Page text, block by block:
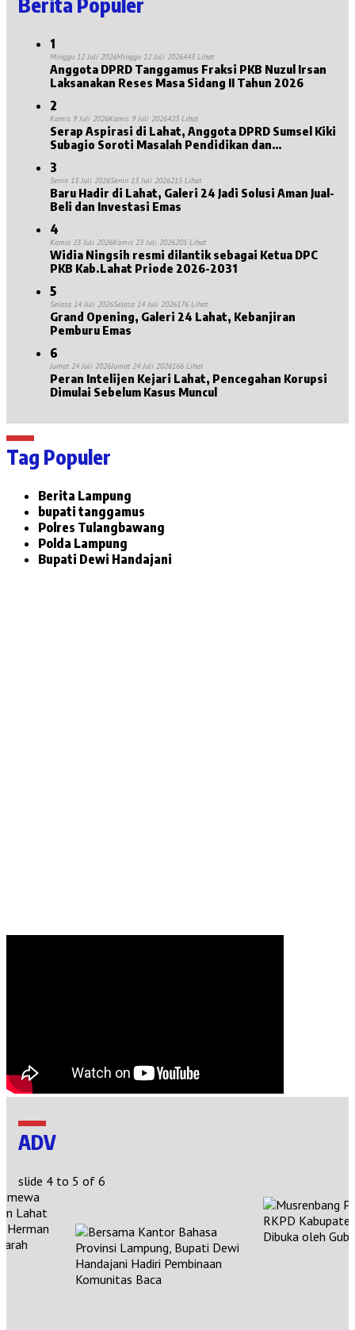
1
Minggu 12 Juli 2026Minggu 12 Juli 2026443 Lihat
Anggota DPRD Tanggamus Fraksi PKB Nuzul Irsan
Laksanakan Reses Masa Sidang II Tahun 2026
2
Kamis 9 Juli 2026Kamis 9 Juli 2026423 Lihat
Serap Aspirasi di Lahat, Anggota DPRD Sumsel Kiki
Subagio Soroti Masalah Pendidikan dan
3
Senin 13 Juli 2026Senin 13 Juli 2026215 Lihat
Baru Hadir di Lahat, Galeri 24 Jadi Solusi Aman Jual-
Beli dan Investasi Emas
4
Kamis 23 Juli 2026Kamis 23 Juli 2026205 Lihat
Widia Ningsih resmi dilantik sebagai Ketua DPC
PKB Kab.Lahat Priode 2026-2031
5
Selasa 14 Juli 2026Selasa 14 Juli 2026176 Lihat
Grand Opening, Galeri 24 Lahat, Kebanjiran
Pemburu Emas
6
Jumat 24 Juli 2026Jumat 24 Juli 2026166 Lihat
Peran Intelijen Kejari Lahat, Pencegahan Korupsi
Dimulai Sebelum Kasus Muncul
Tag Populer
Berita Lampung
bupati tanggamus
Polres Tulangbawang
Polda Lampung
Bupati Dewi Handajani
ADV
slide 4 to 5 of 6